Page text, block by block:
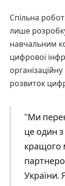
Спільна
лише
навчальним
цифрової
розвиток
“Ми
це один
кращого
України.